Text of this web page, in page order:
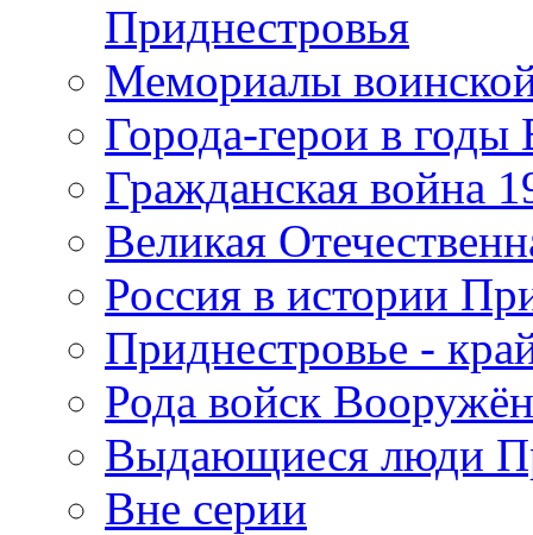
Приднестровья
Мемориалы
Города-герои в
Гражданская война
Великая
Россия в истории
Приднестровье -
Рода войск
Выдающиеся люди
Вне серии